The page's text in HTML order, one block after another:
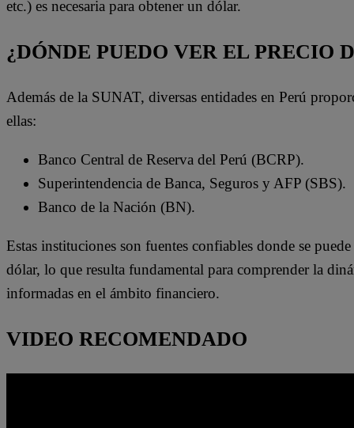
etc.) es necesaria para obtener un dólar.
¿DÓNDE PUEDO VER EL PRECIO
Además de la SUNAT, diversas entidades en Perú
ellas:
Banco Central de Reserva del Perú (BCRP).
Superintendencia de Banca, Seguros y AFP (SBS).
Banco de la Nación (BN).
Estas instituciones son fuentes confiables donde se
dólar, lo que resulta fundamental para comprender la
informadas en el ámbito financiero.
VIDEO RECOMENDADO